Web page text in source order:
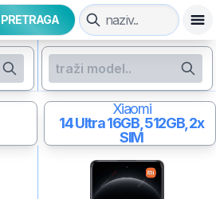
PRETRAGA
Xiaomi
14 Ultra16GB, 512GB, 2x
SIM